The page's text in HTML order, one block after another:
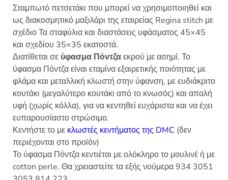
Σταμπωτό πετσετάκι που μπορεί να χρησιμοποιηθεί και
ως διακοσμητικό μαξιλάρι της εταιρείας Regina stitch με
σχέδιο Τα σταφύλια και διαστάσεις υφάσματος 45×45
και σχεδίου 35×35 εκατοστά.
Διατίθεται σε ύφασμα Πόντζαεκρού με ασημί. Το
ύφασμα Πόντζα είναι εταμίνα εξαιρετικής ποιότητας με
φλάμα και μεταλλική κλωστή στην ύφανση, με ευδιάκριτο
κουτάκι (μεγαλύτερο κουτάκι από το κνωσός) και απαλή
υφή (χωρίς κόλλα), για να κεντηθεί ευχάριστα και να έχει
ευπαρουσίαστο στρώσιμο.
Κεντήστε το με κλωστές κεντήματος της DMC (δεν
περιέχονται στο προϊόν)
Το ύφασμα Πόντζα κεντιέται με ολόκληρο το μουλινέ ή με
cotton perle. Θα χρειαστείτε τα εξής νούμερα 934 3051